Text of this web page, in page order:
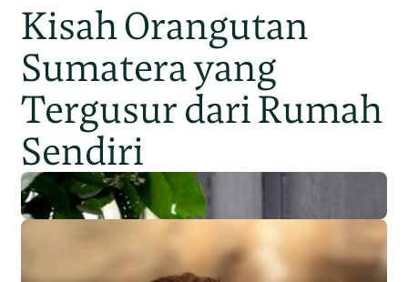
Kisah Orangutan
Sumatera yang
Tergusur dari Rumah
Sendiri